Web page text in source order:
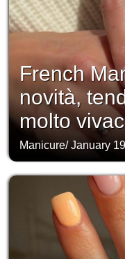
French
novità,
molto
Manicure/January